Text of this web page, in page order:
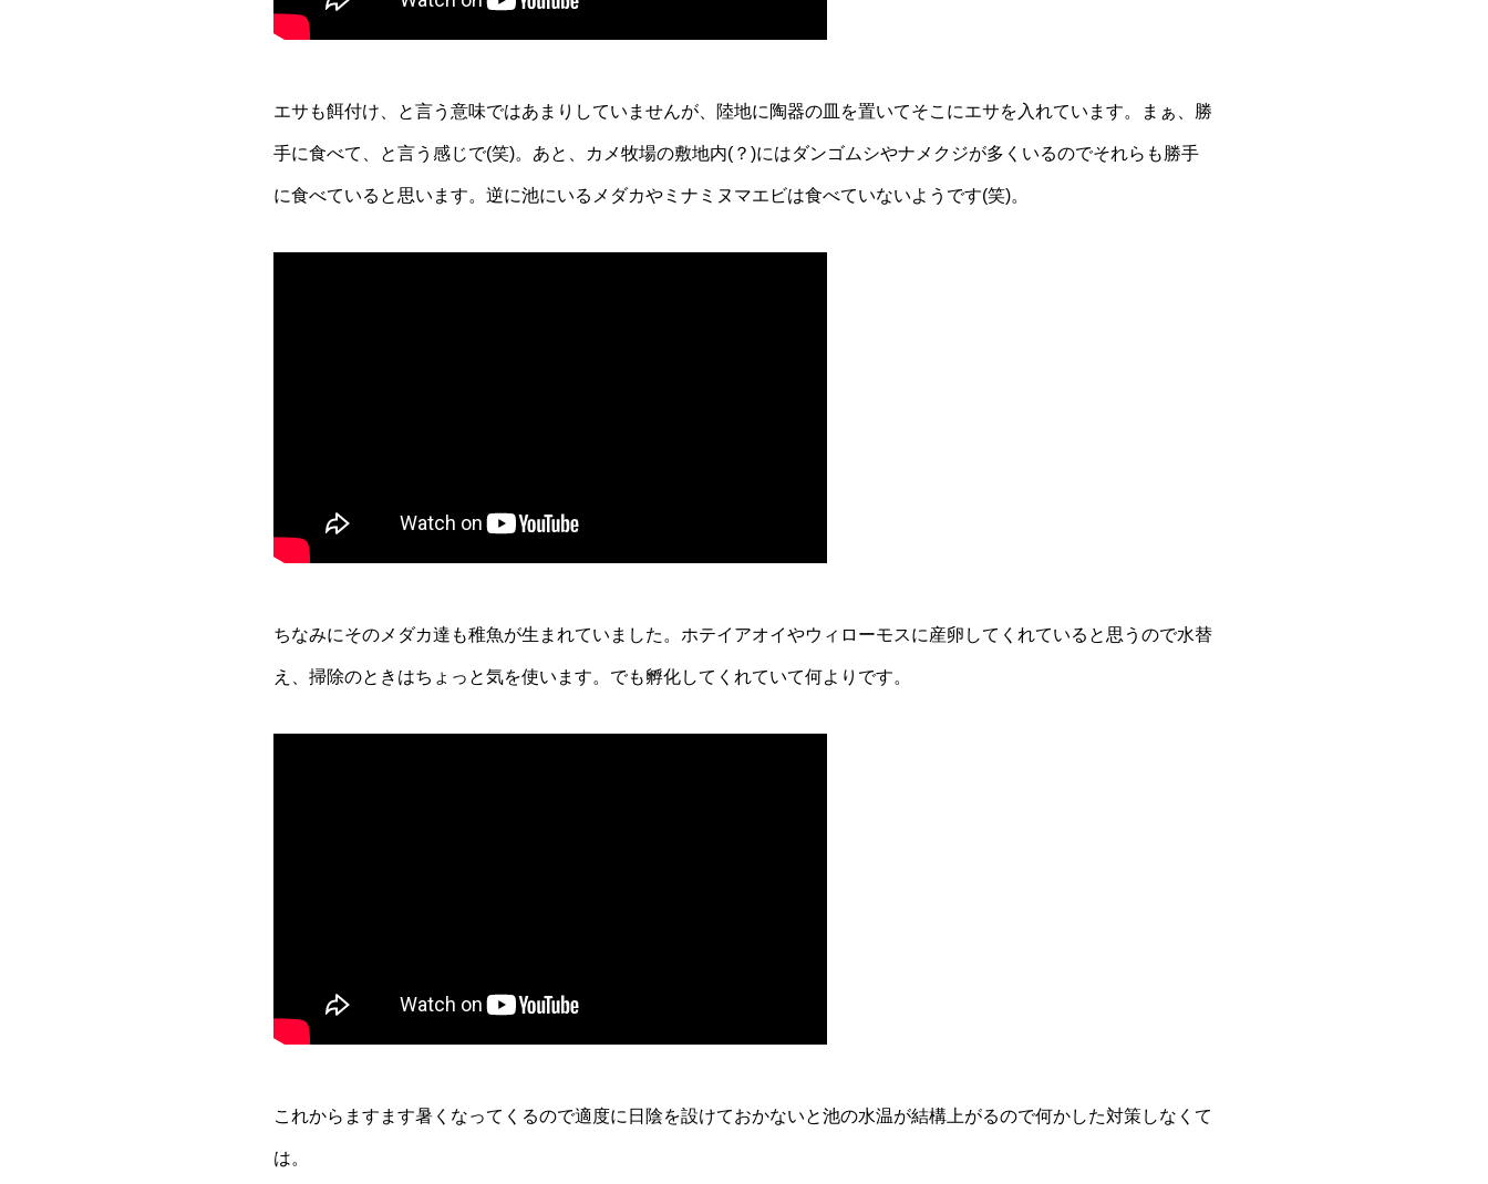
エサも餌付け、と言う意味ではあまりしていませんが、陸地に陶器の皿を置いてそこにエサを入れています。まぁ、勝
手に食べて、と言う感じで(笑)。あと、カメ牧場の敷地内(？)にはダンゴムシやナメクジが多くいるのでそれらも勝手
に食べていると思います。逆に池にいるメダカやミナミヌマエビは食べていないようです(笑)。
ちなみにそのメダカ達も稚魚が生まれていました。ホテイアオイやウィローモスに産卵してくれていると思うので水替
え、掃除のときはちょっと気を使います。でも孵化してくれていて何よりです。
これからますます暑くなってくるので適度に日陰を設けておかないと池の水温が結構上がるので何かした対策しなくて
は。